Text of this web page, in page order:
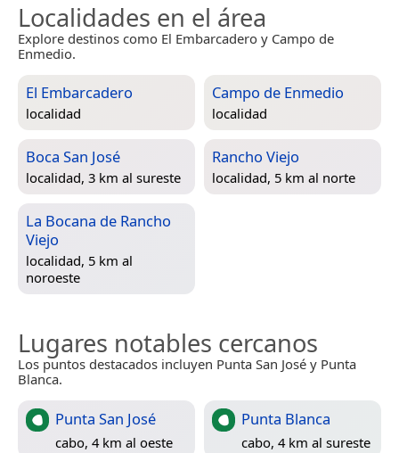
Localidades en el área
Explore destinos como El Embarcadero y Campo de
Enmedio.
El Embarcadero
localidad
Campo de Enmedio
localidad
Boca San José
localidad, 3 km al sureste
Rancho Viejo
localidad, 5 km al norte
La Bocana de Rancho
Viejo
localidad, 5 km al
noroeste
Lugares notables cercanos
Los puntos destacados incluyen Punta San José y Punta
Blanca.
Punta San José
cabo, 4 km al oeste
Punta Blanca
cabo, 4 km al sureste